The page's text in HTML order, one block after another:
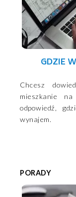
GDZIE
Chcesz
mieszkanie
odpowiedź,
wynajem.
PORADY